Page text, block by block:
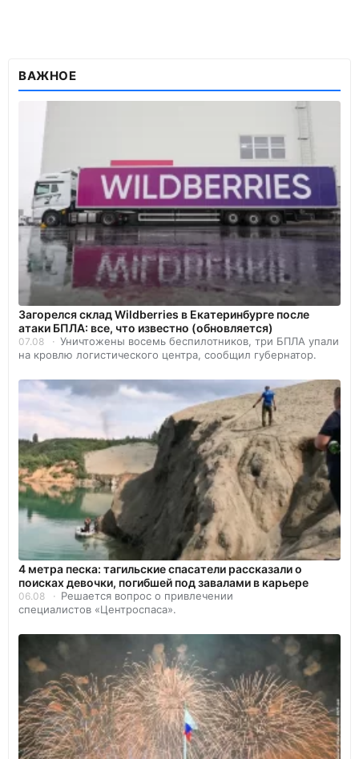
ВАЖНОЕ
Загорелся склад Wildberries в Екатеринбурге после
атаки БПЛА: все, что известно (обновляется)
07.08
Уничтожены восемь беспилотников, три БПЛА упали
на кровлю логистического центра, сообщил губернатор.
4 метра песка: тагильские спасатели рассказали о
поисках девочки, погибшей под завалами в карьере
06.08
Решается вопрос о привлечении
специалистов «Центроспаса».